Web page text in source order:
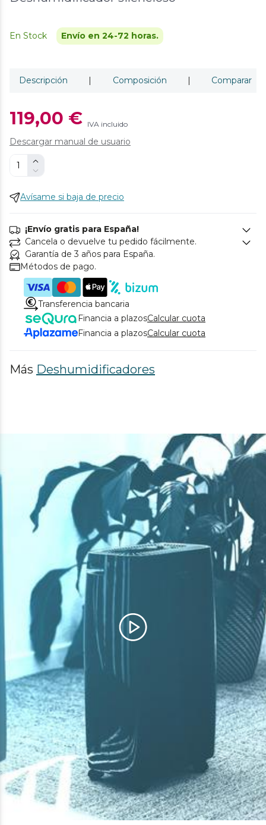
En Stock Envío en 24-72 horas.
Descripción | Composición | Comparar
119,00 € IVA incluido
Descargar manual de usuario
Avísame si baja de precio
¡Envío gratis para España!
Cancela o devuelve tu pedido fácilmente.
Garantía de 3 años para España.
Métodos de pago.
Transferencia bancaria
Financia a plazosCalcular cuota
Financia a plazosCalcular cuota
Más Deshumidificadores